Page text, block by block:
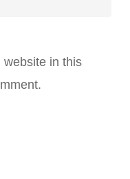
website in this